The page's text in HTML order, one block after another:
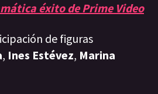
éxito de Prime Video
de figuras
, Ines Estévez, Marina